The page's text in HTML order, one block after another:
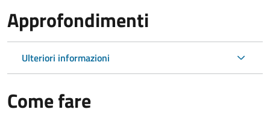
Approfondimenti
Ulteriori informazioni
Come fare